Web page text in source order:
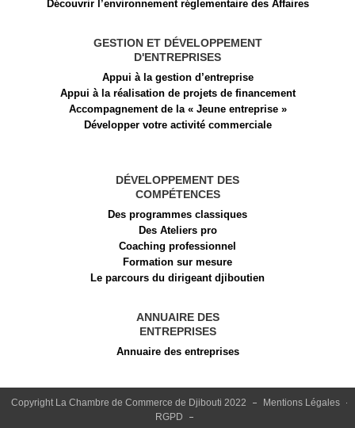
Découvrir l’environnement réglementaire des Affaires
GESTION ET DÉVELOPPEMENT
D'ENTREPRISES
Appui à la gestion d’entreprise
Appui à la réalisation de projets de financement​
Accompagnement de la « Jeune entreprise »
Développer votre activité commerciale
DÉVELOPPEMENT DES
COMPÉTENCES
Des programmes classiques
Des Ateliers pro
Coaching professionnel
Formation sur mesure
Le parcours du dirigeant djiboutien
ANNUAIRE DES
ENTREPRISES
Annuaire des entreprises
Copyright La Chambre de Commerce de Djibouti 2022
Mentions Légales
RGPD